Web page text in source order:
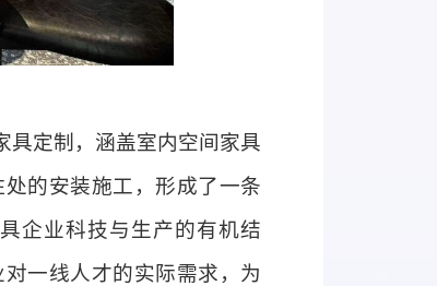
具定制，涵盖室内空间家具
的安装施工，形成了一条
企业科技与生产的有机结
一线人才的实际需求，为